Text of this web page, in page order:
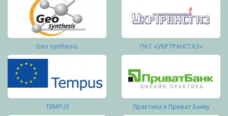
Geo synthesis ПАТ «УКРТРАНСГАЗ»
TEMPUS Практика в Приват Банку